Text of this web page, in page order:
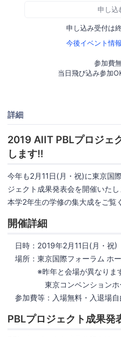
申し込
申し込み受付は
今後イベント情
参加費
当日飛び込み参加
詳細
2019 AIIT PBLプロジェ
します!!
今年も2月11日(月・祝)に東京国
ジェクト成果発表会を開催いたし
本学2年生の学修の集大成をご覧
開催詳細
日時：2019年2月11日(月・
場所：東京国際フォーラム ホ
※昨年と会場が異なります
東京コンベンションホー
参加費等：入場無料・入退場自
PBLプロジェクト成果発